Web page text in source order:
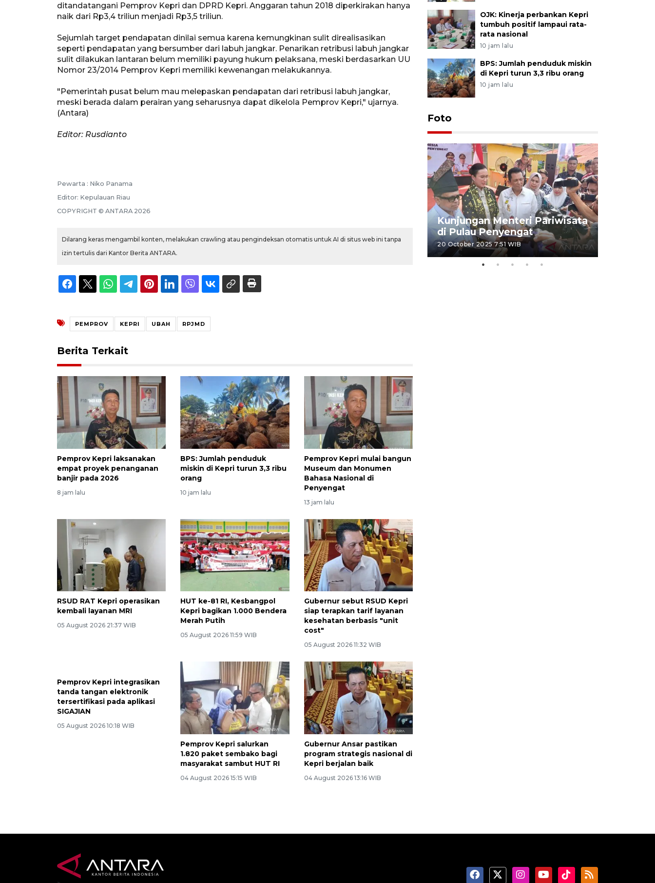
ditandatangani Pemprov Kepri dan DPRD Kepri. Anggaran tahun 2018 diperkirakan hanya
naik dari Rp3,4 triliun menjadi Rp3,5 triliun.
Sejumlah target pendapatan dinilai semua karena kemungkinan sulit direalisasikan
seperti pendapatan yang bersumber dari labuh jangkar. Penarikan retribusi labuh jangkar
sulit dilakukan lantaran belum memiliki payung hukum pelaksana, meski berdasarkan UU
Nomor 23/2014 Pemprov Kepri memiliki kewenangan melakukannya.
"Pemerintah pusat belum mau melepaskan pendapatan dari retribusi labuh jangkar,
meski berada dalam perairan yang seharusnya dapat dikelola Pemprov Kepri," ujarnya.
(Antara)
Editor: Rusdianto
Pewarta : Niko Panama
Editor: Kepulauan Riau
COPYRIGHT © ANTARA 2026
Dilarang keras mengambil konten, melakukan crawling atau pengindeksan otomatis untuk AI di situs web ini tanpa
izin tertulis dari Kantor Berita ANTARA.
PEMPROV KEPRI UBAH RPJMD
Berita Terkait
Pemprov Kepri laksanakan
empat proyek penanganan
banjir pada 2026
8 jam lalu
BPS: Jumlah penduduk
miskin di Kepri turun 3,3 ribu
orang
10 jam lalu
Pemprov Kepri mulai bangun
Museum dan Monumen
Bahasa Nasional di
Penyengat
13 jam lalu
RSUD RAT Kepri operasikan
kembali layanan MRI
05 August 2026 21:37 WIB
HUT ke-81 RI, Kesbangpol
Kepri bagikan 1.000 Bendera
Merah Putih
05 August 2026 11:59 WIB
Gubernur sebut RSUD Kepri
siap terapkan tarif layanan
kesehatan berbasis "unit
cost"
05 August 2026 11:32 WIB
Pemprov Kepri integrasikan
tanda tangan elektronik
tersertifikasi pada aplikasi
SIGAJIAN
05 August 2026 10:18 WIB
Pemprov Kepri salurkan
1.820 paket sembako bagi
masyarakat sambut HUT RI
04 August 2026 15:15 WIB
Gubernur Ansar pastikan
program strategis nasional di
Kepri berjalan baik
04 August 2026 13:16 WIB
OJK: Kinerja perbankan Kepri
tumbuh positif lampaui rata-
rata nasional
10 jam lalu
BPS: Jumlah penduduk miskin
di Kepri turun 3,3 ribu orang
10 jam lalu
Foto
Kunjungan Menteri Pariwisata
di Pulau Penyengat
20 October 2025 7:51 WIB